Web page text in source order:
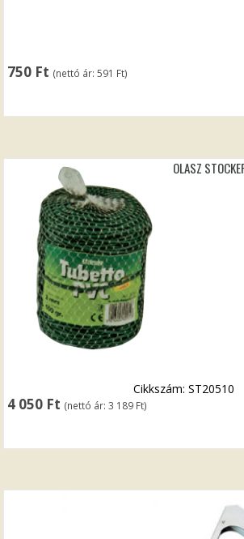
750 Ft (nettó ár:591 Ft)
OLASZ
4 050 Ft (nettó ár:3 189 Ft)
Cikkszám: ST20510